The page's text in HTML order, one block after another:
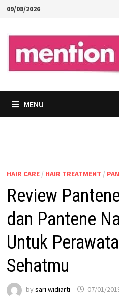
Skip
content
09/08/2026
MENU
HAIR CARE/ HAIR TREATMENT /
Review
dan Pantene
Untuk
Sehatmu
by sari widiarti 07/01/